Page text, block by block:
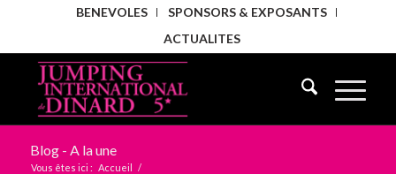
BENEVOLES
SPONSORS & EXPOSANTS
ACTUALITES
Blog - A la une
Vous êtes ici : Accueil /